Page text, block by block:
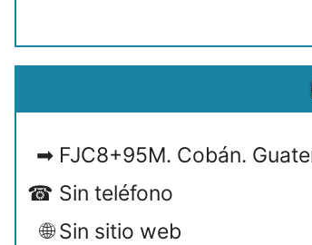
FJC8+95M. Cobán.
Sin teléfono
Sin sitio web